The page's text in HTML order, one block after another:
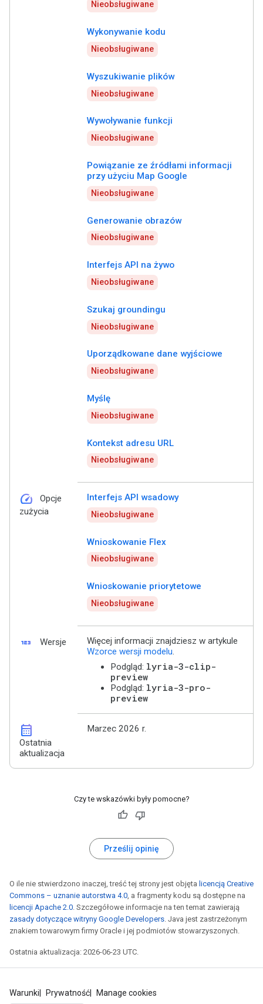
Nieobsługiwane
Wykonywanie kodu
Nieobsługiwane
Wyszukiwanie plików
Nieobsługiwane
Wywoływanie funkcji
Nieobsługiwane
Powiązanie ze źródłami informacji
przy użyciu Map Google
Nieobsługiwane
Generowanie obrazów
Nieobsługiwane
Interfejs API na żywo
Nieobsługiwane
Szukaj groundingu
Nieobsługiwane
Uporządkowane dane wyjściowe
Nieobsługiwane
Myślę
Nieobsługiwane
Kontekst adresu URL
Nieobsługiwane
speed
Opcje
zużycia
Interfejs API wsadowy
Nieobsługiwane
Wnioskowanie Flex
Nieobsługiwane
Wnioskowanie priorytetowe
Nieobsługiwane
123 Wersje
Więcej informacji znajdziesz w artykule
Wzorce wersji modelu.
Podgląd: lyria-3-clip-
preview
Podgląd: lyria-3-pro-
preview
calendar_month
Ostatnia
aktualizacja
Marzec 2026 r.
Czy te wskazówki były pomocne?
Prześlij opinię
O ile nie stwierdzono inaczej, treść tej strony jest objęta licencją Creative
Commons – uznanie autorstwa 4.0, a fragmenty kodu są dostępne na
licencji Apache 2.0. Szczegółowe informacje na ten temat zawierają
zasady dotyczące witryny Google Developers. Java jest zastrzeżonym
znakiem towarowym firmy Oracle i jej podmiotów stowarzyszonych.
Ostatnia aktualizacja: 2026-06-23 UTC.
Warunki Prywatność Manage cookies